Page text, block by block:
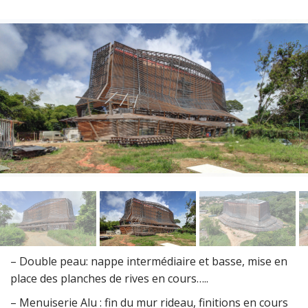
– Double peau: nappe intermédiaire et basse, mise en
place des planches de rives en cours…..
– Menuiserie Alu : fin du mur rideau, finitions en cours